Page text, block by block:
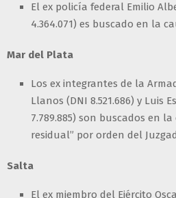
El ex policía federal Emilio
4.364.071) es buscado en la
Mar del Plata
Los ex integrantes de la
Llanos (DNI 8.521.686) y Luis
7.789.885) son buscados en
residual” por orden del
Salta
El ex miembro del Ejército